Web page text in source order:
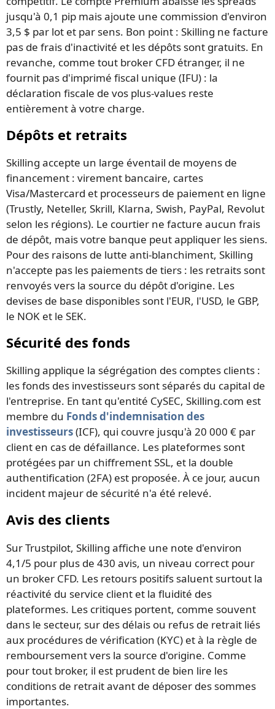
jusqu'à 0,1 pip mais ajoute une commission d'environ
3,5 $ par lot et par sens. Bon point : Skilling ne facture
pas de frais d'inactivité et les dépôts sont gratuits. En
revanche, comme tout broker CFD étranger, il ne
fournit pas d'imprimé fiscal unique (IFU) : la
déclaration fiscale de vos plus-values reste
entièrement à votre charge.
Dépôts et retraits
Skilling accepte un large éventail de moyens de
financement : virement bancaire, cartes
Visa/Mastercard et processeurs de paiement en ligne
(Trustly, Neteller, Skrill, Klarna, Swish, PayPal, Revolut
selon les régions). Le courtier ne facture aucun frais
de dépôt, mais votre banque peut appliquer les siens.
Pour des raisons de lutte anti-blanchiment, Skilling
n'accepte pas les paiements de tiers : les retraits sont
renvoyés vers la source du dépôt d'origine. Les
devises de base disponibles sont l'EUR, l'USD, le GBP,
le NOK et le SEK.
Sécurité des fonds
Skilling applique la ségrégation des comptes clients :
les fonds des investisseurs sont séparés du capital de
l'entreprise. En tant qu'entité CySEC, Skilling.com est
membre du Fonds d'indemnisation des
investisseurs(ICF), qui couvre jusqu'à 20 000 € par
client en cas de défaillance. Les plateformes sont
protégées par un chiffrement SSL, et la double
authentification (2FA) est proposée. À ce jour, aucun
incident majeur de sécurité n'a été relevé.
Avis des clients
Sur Trustpilot, Skilling affiche une note d'environ
4,1/5 pour plus de 430 avis, un niveau correct pour
un broker CFD. Les retours positifs saluent surtout la
réactivité du service client et la fluidité des
plateformes. Les critiques portent, comme souvent
dans le secteur, sur des délais ou refus de retrait liés
aux procédures de vérification (KYC) et à la règle de
remboursement vers la source d'origine. Comme
pour tout broker, il est prudent de bien lire les
conditions de retrait avant de déposer des sommes
importantes.